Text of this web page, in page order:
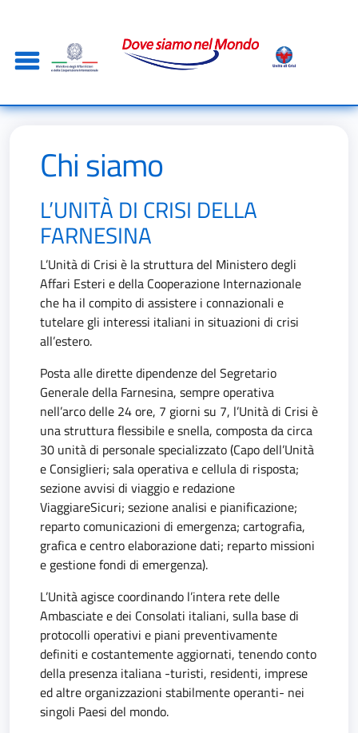
Chi siamo
L’UNITÀ DI CRISI DELLA
FARNESINA
L’Unità di Crisi è la struttura del Ministero degli
Affari Esteri e della Cooperazione Internazionale
che ha il compito di assistere i connazionali e
tutelare gli interessi italiani in situazioni di crisi
all’estero.
Posta alle dirette dipendenze del Segretario
Generale della Farnesina, sempre operativa
nell’arco delle 24 ore, 7 giorni su 7, l’Unità di Crisi è
una struttura flessibile e snella, composta da circa
30 unità di personale specializzato (Capo dell’Unità
e Consiglieri; sala operativa e cellula di risposta;
sezione avvisi di viaggio e redazione
ViaggiareSicuri; sezione analisi e pianificazione;
reparto comunicazioni di emergenza; cartografia,
grafica e centro elaborazione dati; reparto missioni
e gestione fondi di emergenza).
L’Unità agisce coordinando l’intera rete delle
Ambasciate e dei Consolati italiani, sulla base di
protocolli operativi e piani preventivamente
definiti e costantemente aggiornati, tenendo conto
della presenza italiana -turisti, residenti, imprese
ed altre organizzazioni stabilmente operanti- nei
singoli Paesi del mondo.